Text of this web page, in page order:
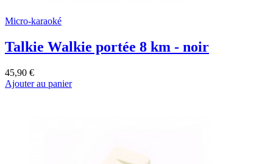
Micro-karaoké
Talkie Walkie portée 8 km - noir
45,90 €
Ajouter au panier